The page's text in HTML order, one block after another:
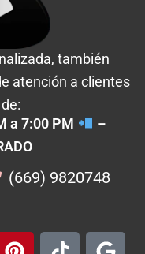
también
atención a clientes
a 7:00 PM
–
(669) 9820748